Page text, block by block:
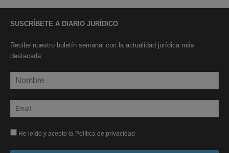
SUSCRÍBETE A DIARIO JURÍDICO
Recibe nuestro boletín semanal con la actualidad jurídica más
destacada.
He leído y acepto la Política de privacidad